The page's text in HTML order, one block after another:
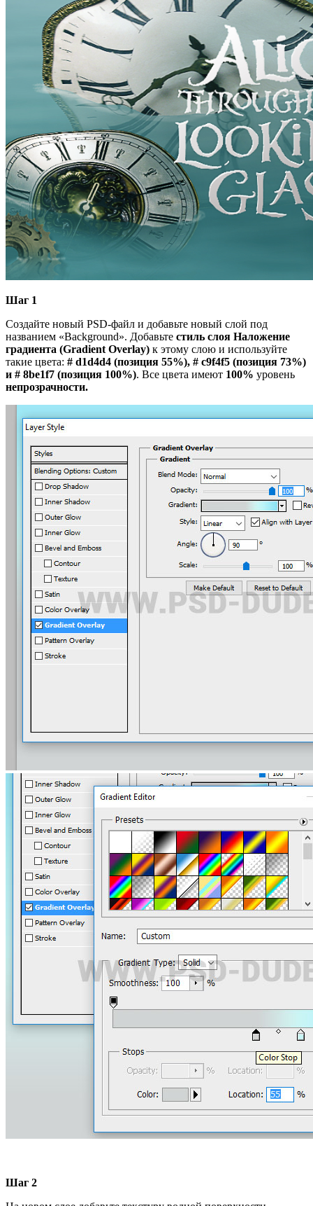
Шаг 1
Создайте новый PSD-файл и добавьте новый слой под
названием «Background». Добавьте стиль слоя Наложение
градиента (Gradient Overlay) к этому слою и используйте
такие цвета: # d1d4d4 (позиция 55%), # c9f4f5 (позиция 73%)
и # 8be1f7 (позиция 100%). Все цвета имеют 100% уровень
непрозрачности.
Шаг 2